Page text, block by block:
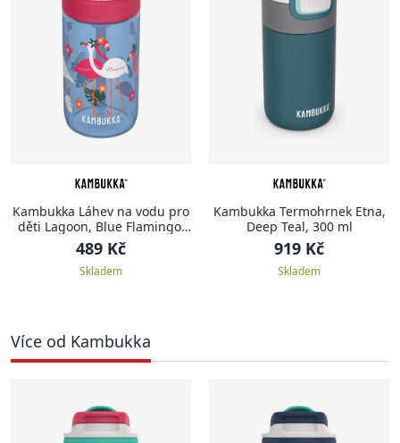
Kambukka Láhev na vodu pro
děti Lagoon, Blue Flamingo,
400 ml
489 Kč
Skladem
Kambukka Termohrnek Etna,
Deep Teal, 300 ml
919 Kč
Skladem
Více od Kambukka